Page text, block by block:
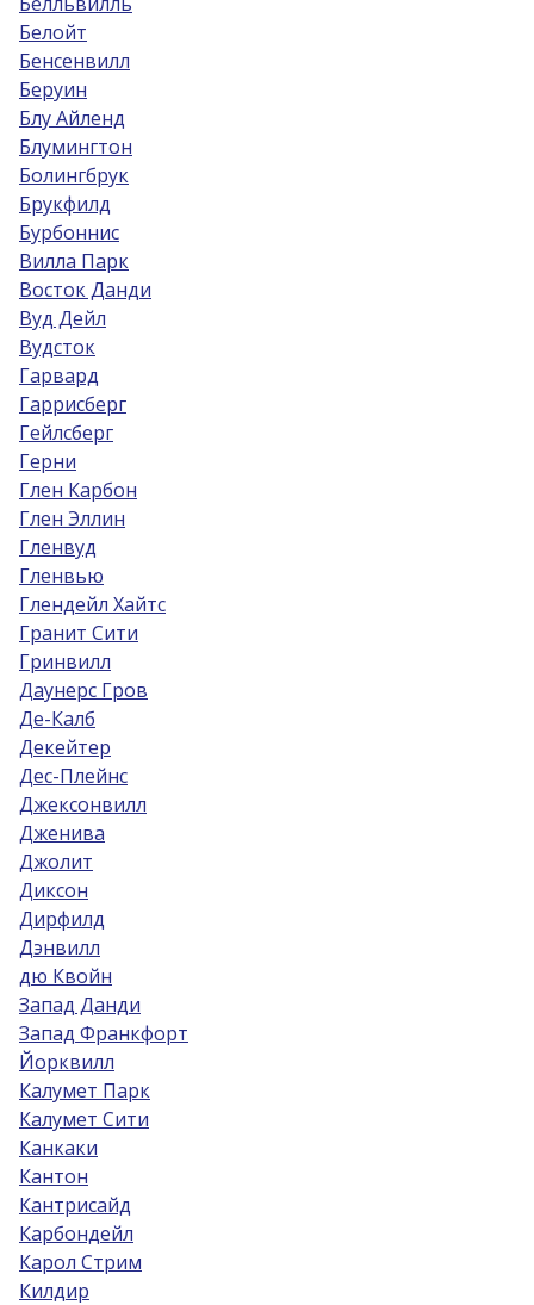
Белойт
Бенсенвилл
Беруин
Блу Айленд
Блумингтон
Болингбрук
Брукфилд
Бурбоннис
Вилла Парк
Восток Данди
Вуд Дейл
Вудсток
Гарвард
Гаррисберг
Гейлсберг
Герни
Глен Карбон
Глен Эллин
Гленвуд
Гленвью
Глендейл Хайтс
Гранит Сити
Гринвилл
Даунерс Гров
Де-Калб
Декейтер
Дес-Плейнс
Джексонвилл
Дженива
Джолит
Диксон
Дирфилд
Дэнвилл
дю Квойн
Запад Данди
Запад Франкфорт
Йорквилл
Калумет Парк
Калумет Сити
Канкаки
Кантон
Кантрисайд
Карбондейл
Карол Стрим
Килдир